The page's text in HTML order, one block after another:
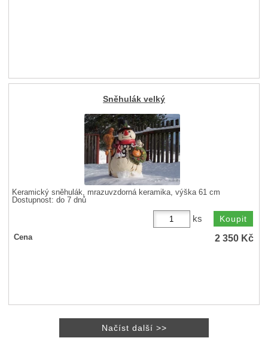
Sněhulák velký
Keramický sněhulák, mrazuvzdorná keramika, výška 61 cm
Dostupnost:do 7 dnů
ks
Cena 2 350 Kč